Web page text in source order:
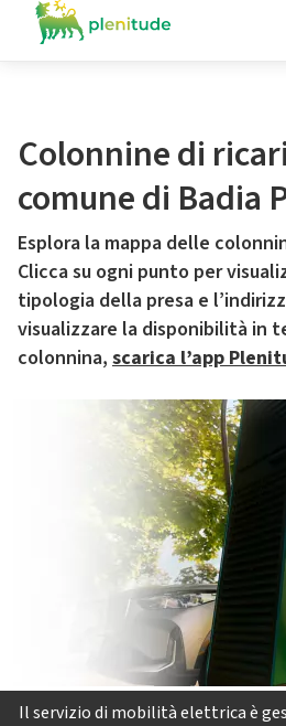
Colonnine di
comune di Badia
Esplora la mappa delle
Clicca su ogni punto per
tipologia della presa e
visualizzare la disponibilità in
colonnina, scarica l’app
Il servizio di mobilità elettrica è